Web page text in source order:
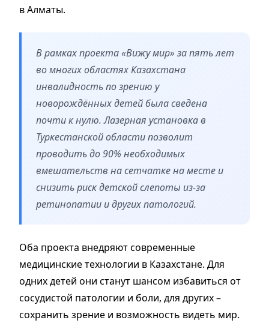
в Алматы.
В рамках проекта «Вижу мир» за пять лет
во многих областях Казахстана
инвалидность по зрению у
новорождённых детей была сведена
почти к нулю. Лазерная установка в
Туркестанской области позволит
проводить до 90% необходимых
вмешательств на сетчатке на месте и
снизить риск детской слепоты из-за
ретинопатии и других патологий.
Оба проекта внедряют современные
медицинские технологии в Казахстане. Для
одних детей они станут шансом избавиться от
сосудистой патологии и боли, для других –
сохранить зрение и возможность видеть мир.